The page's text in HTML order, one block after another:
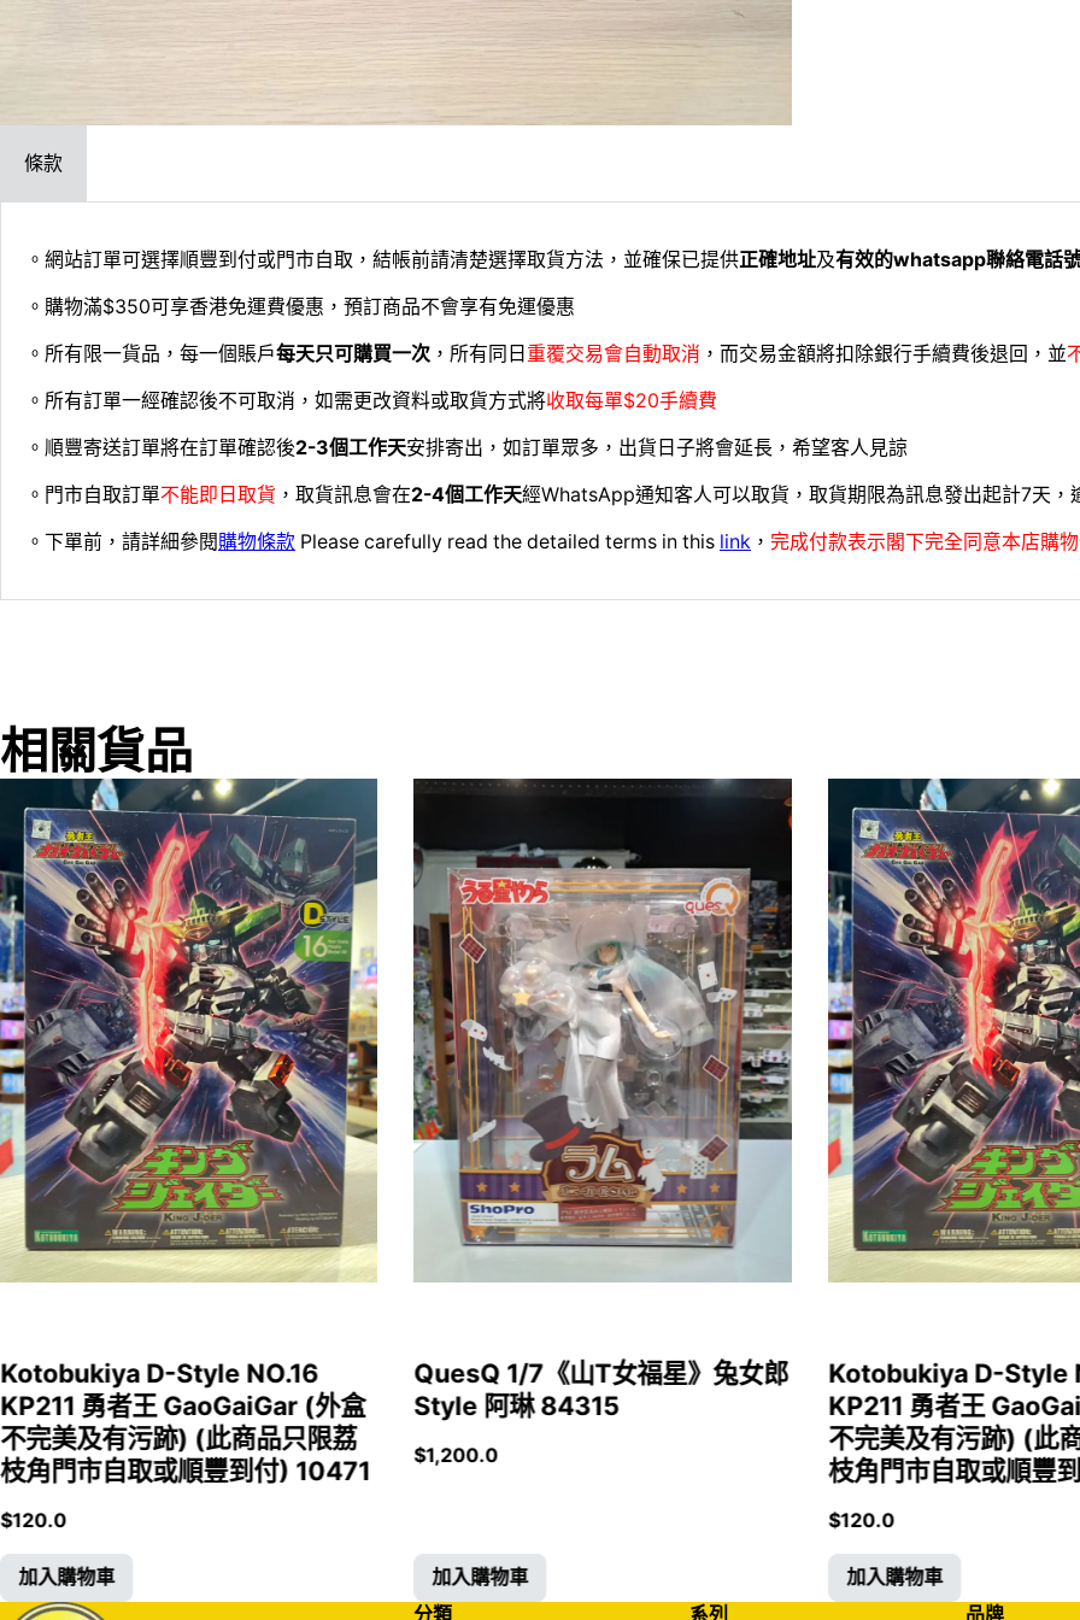
條款
。網站訂單可選擇順豐到付或門市自取，結帳前請清楚選擇取貨方法，並確保已提供正確地址及有效的whatsapp聯絡電話
。購物滿$350可享香港免運費優惠，預訂商品不會享有免運優惠
。所有限一貨品，每一個賬戶每天只可購買一次 ，所有同日 重覆交易會自動取消 ，而交易金額將扣除銀行手續費後退回，並
。所有訂單一經確認後不可取消，如需更改資料或取貨方式將收取每單$20手續費
。順豐寄送訂單將在訂單確認後2-3個工作天安排寄出，如訂單眾多，出貨日子將會延長，希望客人見諒
。門市自取訂單不能即日取貨 ，取貨訊息會在2-4個工作天經WhatsApp通知客人可以取貨，取貨期限為訊息發出起計7天，
。下單前，請詳細參閱購物條款 Please carefully read the detailed terms in this link ， 完成付款表示閣下完全同意本店購
相關貨品
Kotobukiya D-Style NO.16
KP211 勇者王 GaoGaiGar (外盒
不完美及有污跡) (此商品只限荔
枝角門市自取或順豐到付) 10471
$120.0
加入購物車
QuesQ 1/7《山T女福星》兔女郎
Style 阿琳 84315
$1,200.0
加入購物車
Kotobukiya D-Style
KP211 勇者王
不完美及有污跡) (此
枝角門市自取或順豐
$120.0
加入購物車
分類
系列 品牌